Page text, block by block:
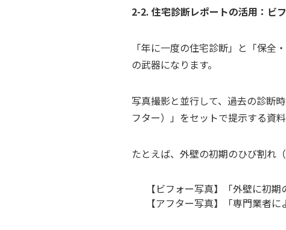
2-2. 住宅診断レポートの活用：ビ
「年に一度の住宅診断」と「保全
の武器になります。
写真撮影と並行して、過去の診断
フター）」をセットで提示する資料
たとえば、外壁の初期のひび割れ
【ビフォー写真】「外壁に初
【アフター写真】「専門業者